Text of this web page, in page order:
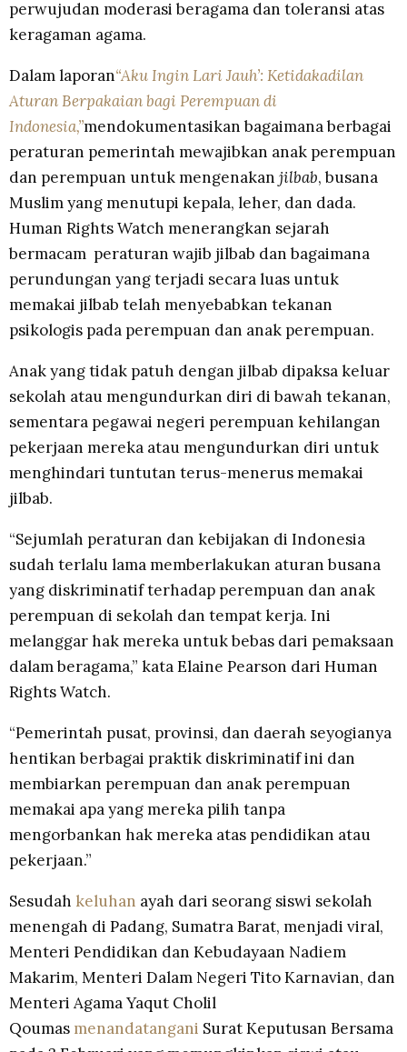
perwujudan moderasi beragama dan toleransi atas
keragaman agama.
Dalam laporan“Aku Ingin Lari Jauh’: Ketidakadilan
Aturan Berpakaian bagi Perempuan di
Indonesia,”mendokumentasikan bagaimana berbagai
peraturan pemerintah mewajibkan anak perempuan
dan perempuan untuk mengenakan jilbab, busana
Muslim yang menutupi kepala, leher, dan dada.
Human Rights Watch menerangkan sejarah
bermacam peraturan wajib jilbab dan bagaimana
perundungan yang terjadi secara luas untuk
memakai jilbab telah menyebabkan tekanan
psikologis pada perempuan dan anak perempuan.
Anak yang tidak patuh dengan jilbab dipaksa keluar
sekolah atau mengundurkan diri di bawah tekanan,
sementara pegawai negeri perempuan kehilangan
pekerjaan mereka atau mengundurkan diri untuk
menghindari tuntutan terus-menerus memakai
jilbab.
“Sejumlah peraturan dan kebijakan di Indonesia
sudah terlalu lama memberlakukan aturan busana
yang diskriminatif terhadap perempuan dan anak
perempuan di sekolah dan tempat kerja. Ini
melanggar hak mereka untuk bebas dari pemaksaan
dalam beragama,” kata Elaine Pearson dari Human
Rights Watch.
“Pemerintah pusat, provinsi, dan daerah seyogianya
hentikan berbagai praktik diskriminatif ini dan
membiarkan perempuan dan anak perempuan
memakai apa yang mereka pilih tanpa
mengorbankan hak mereka atas pendidikan atau
pekerjaan.”
Sesudah keluhan ayah dari seorang siswi sekolah
menengah di Padang, Sumatra Barat, menjadi viral,
Menteri Pendidikan dan Kebudayaan Nadiem
Makarim, Menteri Dalam Negeri Tito Karnavian, dan
Menteri Agama Yaqut Cholil
Qoumas menandatangani Surat Keputusan Bersama